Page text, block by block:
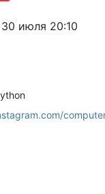
июля 20:10